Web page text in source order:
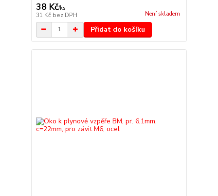
38 Kč/ks
31 Kč bez DPH Není skladem
Přidat do košíku